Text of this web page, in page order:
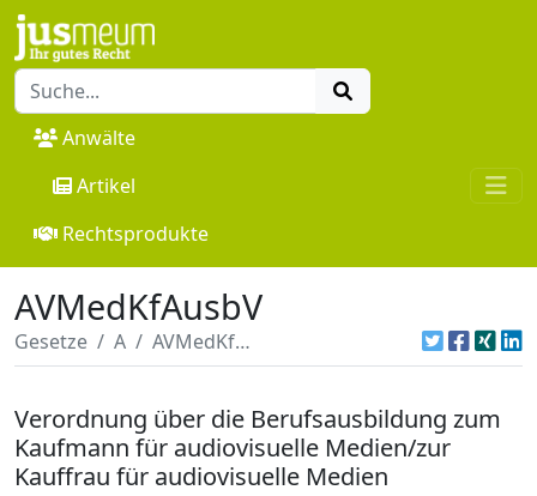
Anwälte
Artikel
Rechtsprodukte
AVMedKfAusbV
Gesetze A AVMedKfAusbV
Verordnung über die Berufsausbildung zum
Kaufmann für audiovisuelle Medien/zur
Kauffrau für audiovisuelle Medien